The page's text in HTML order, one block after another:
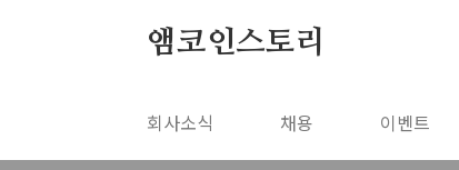
앰코인스토리
회사소식 채용 이벤트